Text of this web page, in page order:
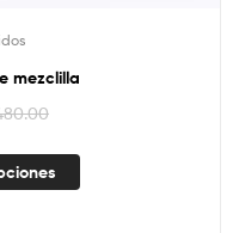
mezclilla